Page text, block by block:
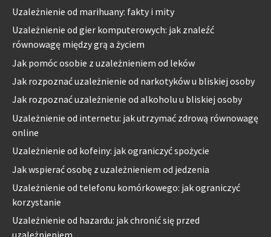
Uzależnienie od marihuany: fakty i mity
Uzależnienie od gier komputerowych: jak znaleźć
równowagę między grą a życiem
Jak pomóc osobie z uzależnieniem od leków
Jak rozpoznać uzależnienie od narkotyków u bliskiej osoby
Jak rozpoznać uzależnienie od alkoholu u bliskiej osoby
Uzależnienie od internetu: jak utrzymać zdrową równowagę
online
Uzależnienie od kofeiny: jak ograniczyć spożycie
Jak wspierać osobę z uzależnieniem od jedzenia
Uzależnienie od telefonu komórkowego: jak ograniczyć
korzystanie
Uzależnienie od hazardu: jak chronić się przed